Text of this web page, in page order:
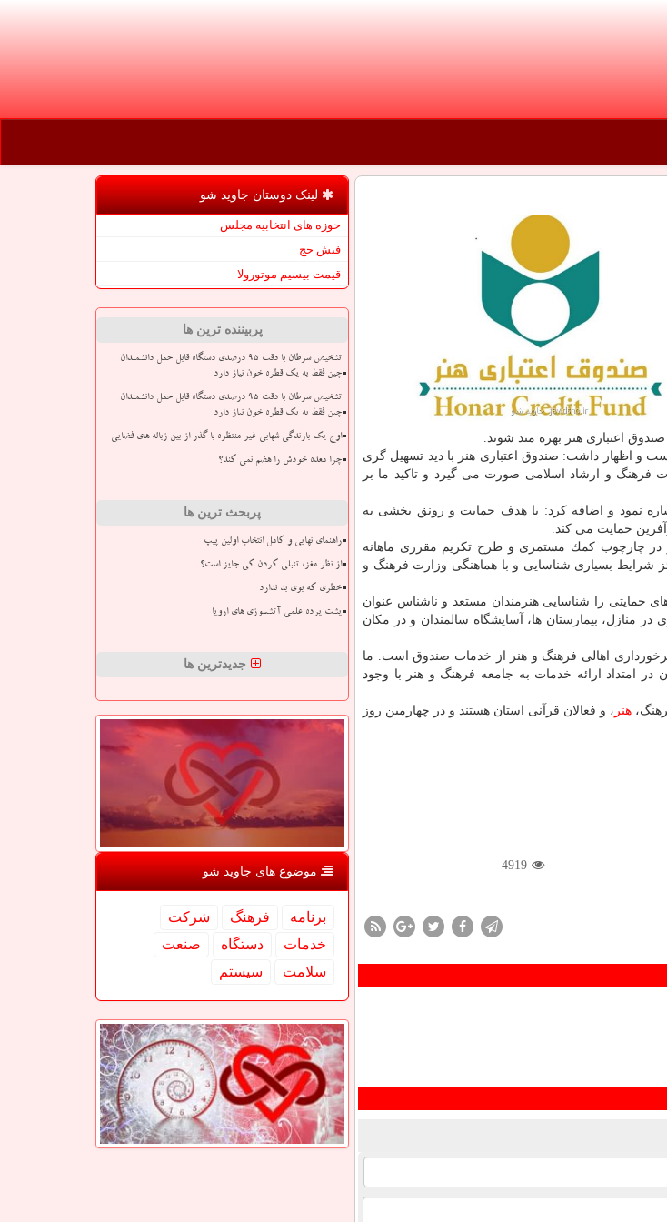
اعتباری هنر بهره مند شوند.
و اظهار داشت: صندوق اعتباری هنر با دید تسهیل گری
فرهنگ و ارشاد اسلامی صورت می گیرد و تاكید ما بر
نمود و اضافه كرد: با هدف حمایت و رونق بخشی به
حمایت می كند.
چارچوب كمك مستمری و طرح تكریم مقرری ماهانه
شرایط بسیاری شناسایی و با هماهنگی وزارت فرهنگ و
حمایتی را شناسایی هنرمندان مستعد و ناشناس عنوان
در منازل، بیمارستان ها، آسایشگاه سالمندان و در مكان
اهالی فرهنگ و هنر از خدمات صندوق است. ما
در امتداد ارائه خدمات به جامعه فرهنگ و هنر با وجود
هنر ، و فعالان قرآنی استان هستند و در چهارمین روز
4919
لینک دوستان جاوید شو
حوزه های انتخابیه مجلس
فیش حج
قیمت بیسیم موتورولا
پربیننده ترین ها
تشخیص سرطان با دقت ۹۵ درصدی دستگاه قابل حمل دانشمندان
چین فقط به یک قطره خون نیاز دارد
تشخیص سرطان با دقت ۹۵ درصدی دستگاه قابل حمل دانشمندان
چین فقط به یک قطره خون نیاز دارد
اوج یک بارندگی شهابی غیر منتظره با گذر از بین زباله های فضایی
چرا معده خودش را هضم نمی کند؟
پربحث ترین ها
راهنمای نهایی و کامل انتخاب اولین پیپ
از نظر مغز، تنبلی کردن کی جایز است؟
خطری که بوی بد ندارد
پشت پرده علمی آتشسوزی های اروپا
جدیدترین ها
موضوع های جاوید شو
برنامه فرهنگ
شركت
خدمات
دستگاه
صنعت
سلامت
سیستم